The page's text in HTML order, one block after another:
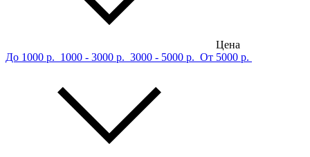
Цена
До 1000 р. 1000 - 3000 р. 3000 - 5000 р. От 5000 р.